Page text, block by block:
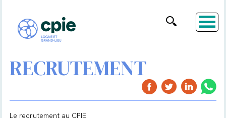
RECRUTEMENT
Le recrutement au CPIE